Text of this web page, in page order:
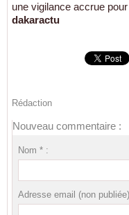
une vigilance accrue
dakaractu
Rédaction
Nouveau commentaire :
Nom * :
Adresse email (non